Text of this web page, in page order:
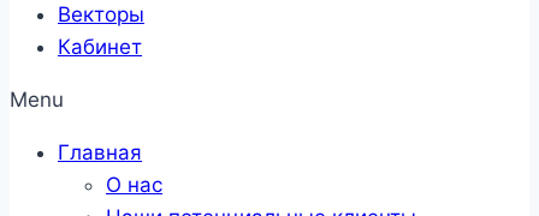
Векторы
Кабинет
Menu
Главная
О нас